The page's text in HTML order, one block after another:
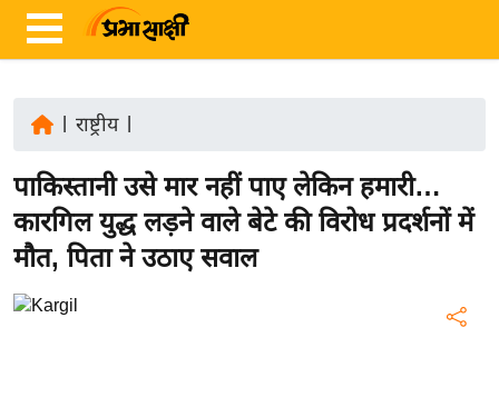
ज़ा
ख
र
रा
राष्ट्रीय|
पाकिस्तानी उसे मार नहीं पाए लेकिन हमारी…
कारगिल युद्ध लड़ने वाले बेटे की विरोध प्रदर्शनों में
मौत, पिता ने उठाए सवाल